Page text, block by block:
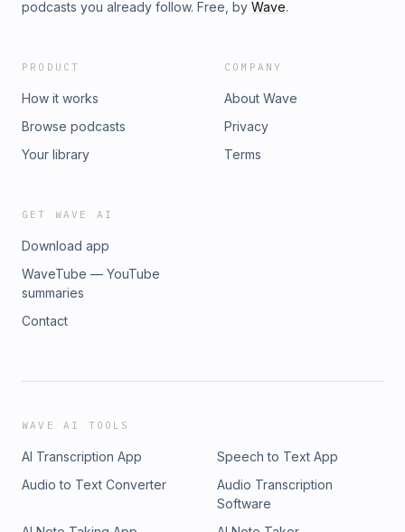
podcasts you already follow. Free, by Wave.
PRODUCT
How it works
Browse podcasts
Your library
COMPANY
About Wave
Privacy
Terms
GET WAVE AI
Download app
WaveTube — YouTube
summaries
Contact
WAVE AI TOOLS
AI Transcription App
Speech to Text App
Audio to Text Converter
Audio Transcription
Software